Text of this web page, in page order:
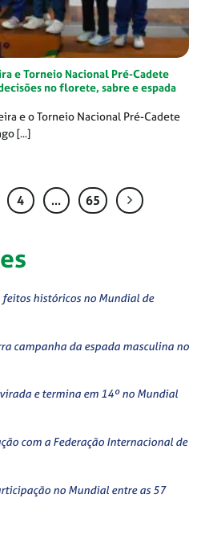
e Torneio Nacional Pré-Cadete
no florete, sabre e espada
e o Torneio Nacional Pré-Cadete
[...]
4 … 65
históricos no Mundial de
campanha da espada masculina no
e termina em 14º no Mundial
com a Federação Internacional de
no Mundial entre as 57